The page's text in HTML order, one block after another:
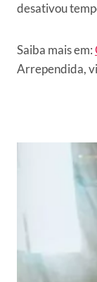
desativou
Saiba mais em:
Arrependida,